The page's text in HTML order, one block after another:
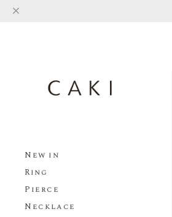
New in
Ring
Pierce
Necklace